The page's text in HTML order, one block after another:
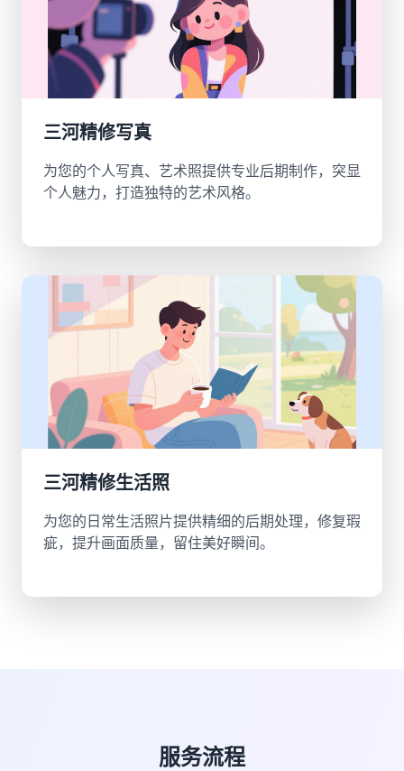
三河精修写真
为您的个人写真、艺术照提供专业后期制作，突显
个人魅力，打造独特的艺术风格。
三河精修生活照
为您的日常生活照片提供精细的后期处理，修复瑕
疵，提升画面质量，留住美好瞬间。
服务流程